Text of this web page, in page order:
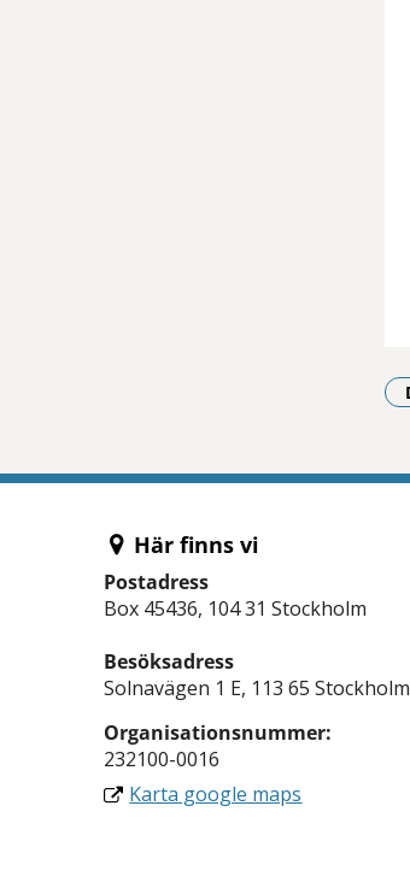
Här finns vi
Postadress
Box 45436, 104 31 Stockholm
Besöksadress
Solnavägen 1 E, 113 65 Stockholm
Organisations­nummer:
232100-0016
Karta google maps